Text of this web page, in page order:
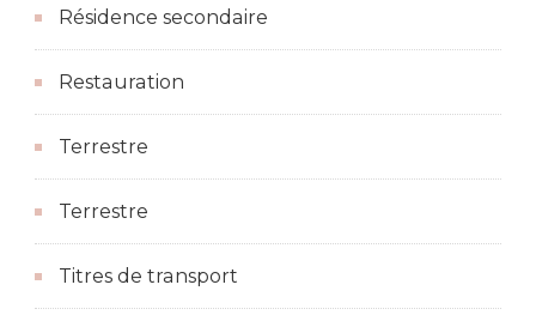
Résidence secondaire
Restauration
Terrestre
Terrestre
Titres de transport